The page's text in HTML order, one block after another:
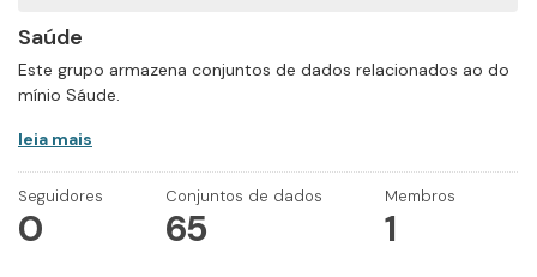
Saúde
Este grupo armazena conjuntos de dados relacionados ao do
mínio Sáude.
leia mais
Seguidores
0
Conjuntos de dados
65
Membros
1